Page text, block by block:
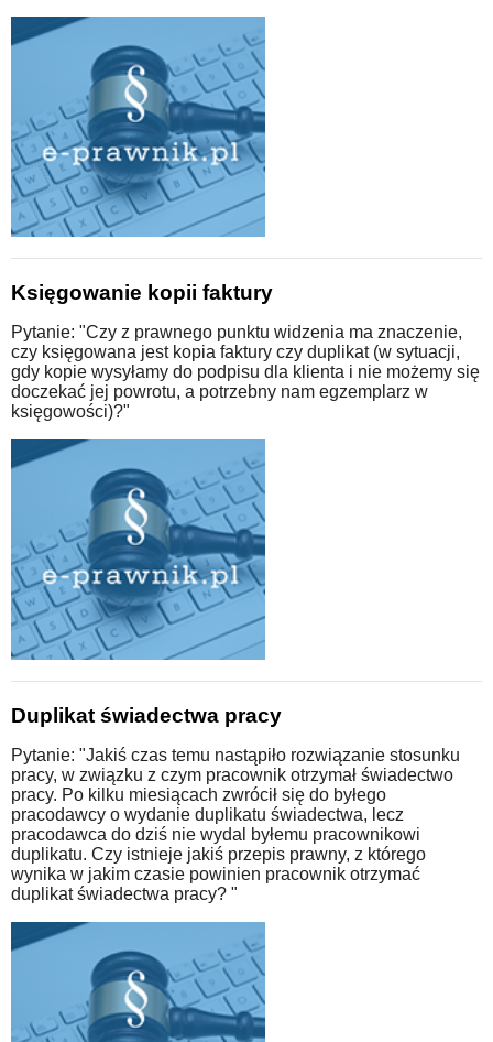
Księgowanie kopii faktury
Pytanie: "Czy z prawnego punktu widzenia ma znaczenie,
czy księgowana jest kopia faktury czy duplikat (w sytuacji,
gdy kopie wysyłamy do podpisu dla klienta i nie możemy się
doczekać jej powrotu, a potrzebny nam egzemplarz w
księgowości)?"
Duplikat świadectwa pracy
Pytanie: "Jakiś czas temu nastąpiło rozwiązanie stosunku
pracy, w związku z czym pracownik otrzymał świadectwo
pracy. Po kilku miesiącach zwrócił się do byłego
pracodawcy o wydanie duplikatu świadectwa, lecz
pracodawca do dziś nie wydal byłemu pracownikowi
duplikatu. Czy istnieje jakiś przepis prawny, z którego
wynika w jakim czasie powinien pracownik otrzymać
duplikat świadectwa pracy? "